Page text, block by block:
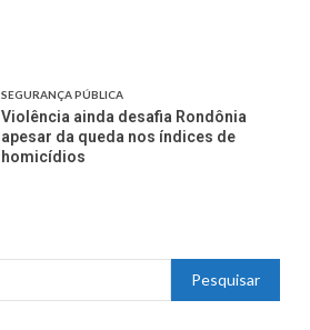
SEGURANÇA PÚBLICA
Violência ainda desafia Rondônia
apesar da queda nos índices de
homicídios